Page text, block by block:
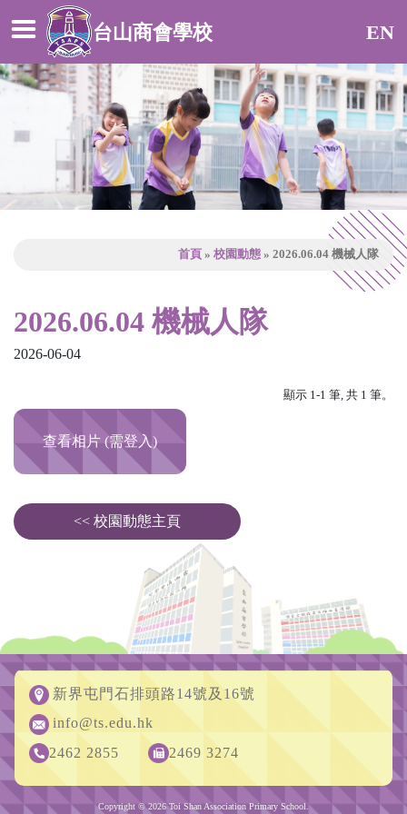
台山商會學校 EN
首頁 » 校園動態 » 2026.06.04 機械人隊
2026.06.04 機械人隊
2026-06-04
顯示 1-1 筆, 共 1 筆。
查看相片 (需登入)
<< 校園動態主頁
新界屯門石排頭路14號及16號
info@ts.edu.hk
2462 2855
2469 3274
Copyright © 2026 Toi Shan Association Primary School.